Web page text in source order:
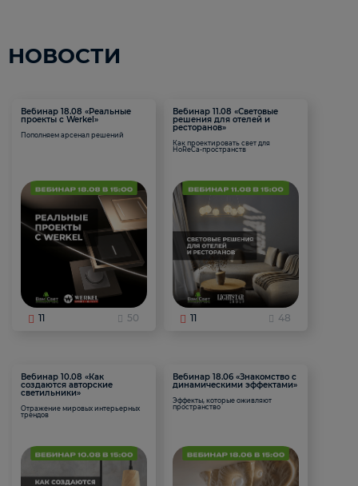
НОВОСТИ
Вебинар 18.08 «Реальные
проекты с Werkel»
Пополняем арсенал решений
11 50
Вебинар 11.08 «Световые
решения для отелей и
ресторанов»
Как проектировать свет для
HoReCa-пространств
11 48
Вебинар 10.08 «Как
создаются авторские
светильники»
Отражение мировых интерьерных
трендов
Вебинар 18.06 «Знакомство с
динамическими эффектами»
Эффекты, которые оживляют
пространство